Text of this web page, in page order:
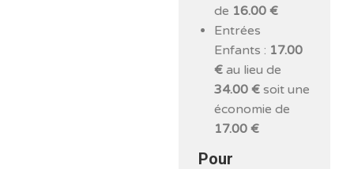
de 16.00 €
Entrées
Enfants : 17.00
€ au lieu de
34.00 € soit une
économie de
17.00 €
Pour